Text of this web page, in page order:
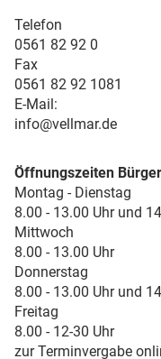
Telefon
0561 82 92 0
Fax
0561 82 92 1081
E-Mail:
info@vellmar.de
Öffnungszeiten
Montag - Dienstag
8.00 - 13.00 Uhr und
Mittwoch
8.00 - 13.00 Uhr
Donnerstag
8.00 - 13.00 Uhr und
Freitag
8.00 - 12-30 Uhr
zur Terminvergabe